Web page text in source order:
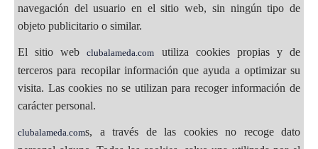
navegación del usuario en el sitio web, sin ningún tipo de
objeto publicitario o similar.
El sitio webclubalameda.com utiliza cookies propias y de
terceros para recopilar información que ayuda a optimizar su
visita. Las cookies no se utilizan para recoger información de
carácter personal.
clubalameda.coms, a través de las cookies no recoge dato